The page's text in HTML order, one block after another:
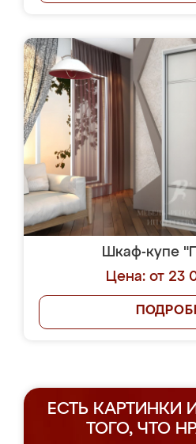
Шкаф-купе
Цена: от 23
ЕСТЬ КАРТИНКИ
ТОГО, ЧТО